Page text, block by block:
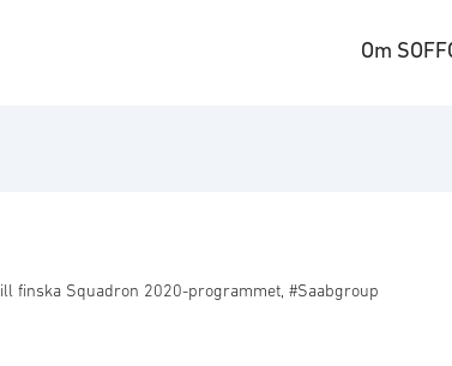
Om SOFF
finska Squadron 2020-programmet, #Saabgroup